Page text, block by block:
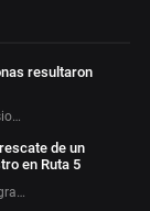
resultaron
de un
en Ruta 5